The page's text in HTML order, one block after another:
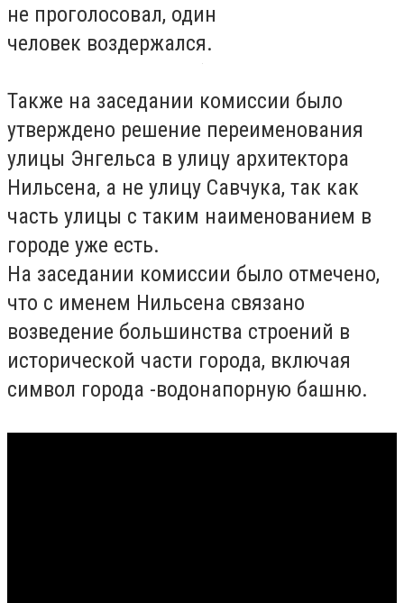
не проголосовал, один
человек воздержался.
Также на заседании комиссии было
утверждено решение переименования
улицы Энгельса в улицу архитектора
Нильсена, а не улицу Савчука, так как
часть улицы с таким наименованием в
городе уже есть.
На заседании комиссии было отмечено,
что с именем Нильсена связано
возведение большинства строений в
исторической части города, включая
символ города -водонапорную башню.